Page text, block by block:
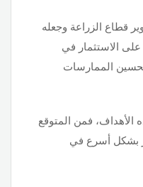
قطاع الزراعة وجعله
على الاستثمار في
الممارسات
فمن المتوقع
بشكل أسرع في